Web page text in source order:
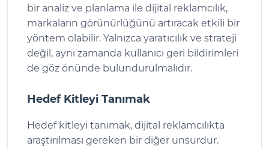
bir analiz ve planlama ile dijital reklamcılık,
markaların görünürlüğünü artıracak etkili bir
yöntem olabilir. Yalnızca yaratıcılık ve strateji
değil, aynı zamanda kullanıcı geri bildirimleri
de göz önünde bulundurulmalıdır.
Hedef Kitleyi Tanımak
Hedef kitleyi tanımak, dijital reklamcılıkta
araştırılması gereken bir diğer unsurdur.